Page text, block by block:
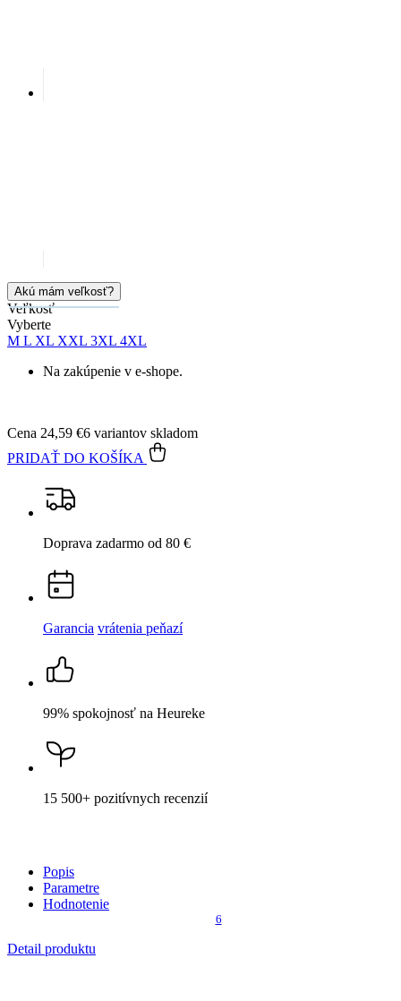
Akú mám veľkosť?
Veľkosť
Vyberte
M L XL XXL 3XL 4XL
Na zakúpenie v e-shope.
6 variantov skladom
Cena 24,59 €
PRIDAŤ DO KOŠÍKA
Doprava zadarmo od 80 €
Garancia vrátenia peňazí
99% spokojnosť na Heureke
15 500+ pozitívnych recenzií
Popis
Parametre
Hodnotenie
6
Detail produktu